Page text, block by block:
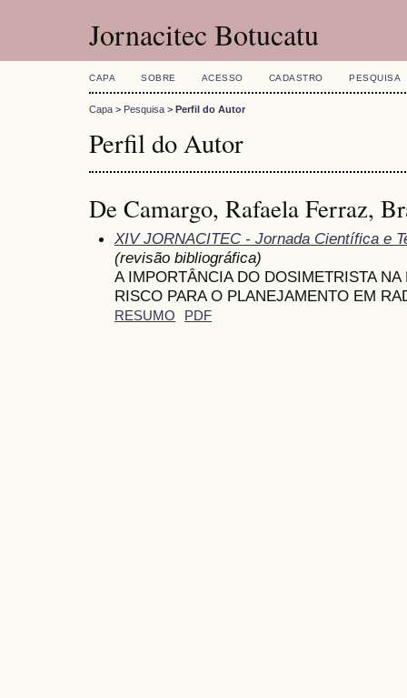
Jornacitec Botucatu
CAPA SOBRE ACESSO CADASTRO PESQUISA
Capa > Pesquisa > Perfil do Autor
Perfil do Autor
De Camargo, Rafaela Ferraz,
XIV JORNACITEC - Jornada Científica e
(revisão bibliográfica)
A IMPORTÂNCIA DO DOSIMETRISTA
RISCO PARA O PLANEJAMENTO EM
RESUMO PDF